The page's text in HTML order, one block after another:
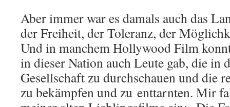
Aber immer war es damals auch das
der Freiheit, der Toleranz, der
Und in manchem Hollywood Film
in dieser Nation auch Leute gab, die in
Gesellschaft zu durchschauen und die
zu bekämpfen und zu enttarnten. Mir